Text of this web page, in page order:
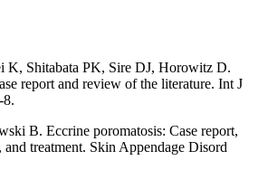
K, Shitabata PK, Sire DJ, Horowitz D.
report and review of the literature. Int J
8.
B. Eccrine poromatosis: Case report,
treatment. Skin Appendage Disord